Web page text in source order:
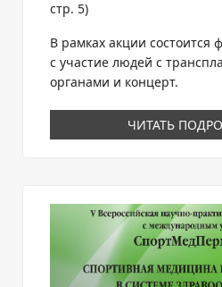
стр. 5)
В рамках акции состоится
с участие людей с
органами и концерт.
ЧИТАТЬ